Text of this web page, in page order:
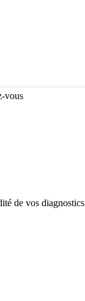
vous
de vos diagnostics